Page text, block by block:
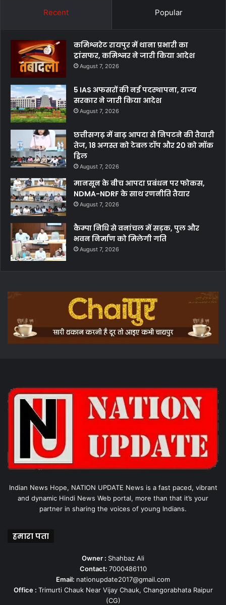
Recent Popular
कमिश्नरेट रायपुर में थाना प्रभारी का
ट्रांसफर, कमिश्नर ने जारी किया आदेश
August 7, 2026
5 IAS अफसरों की नई पदस्थापना, राज्य
सरकार ने जारी किया आदेश
August 7, 2026
छत्तीसगढ़ में बाढ़ आपदा से निपटने की तैयारी
तेज, 18 अगस्त को टेबल टॉप और 20 को मॉक
ड्रिल
August 7, 2026
मानसून के बीच आपदा प्रबंधन पर फोकस,
NDMA-NDRF के साथ रणनीति तैयार
August 7, 2026
कैम्पा निधि से वनांचल में सड़क, पुल और
भवन निर्माण को मिलेगी गति
August 7, 2026
Indian News Hope, NATION UPDATE News is a fast paced, vibrant
and dynamic Hindi News Web portal, more than that it’s your
partner in sharing the voices of young Indians.
हमारा पता
Owner : Shahbaz Ali
Contact: 7000486110
Email: nationupdate2017@gmail.com
Office : Trimurti Chauk Near Vijay Chauk, Changorabhata Raipur
(CG)